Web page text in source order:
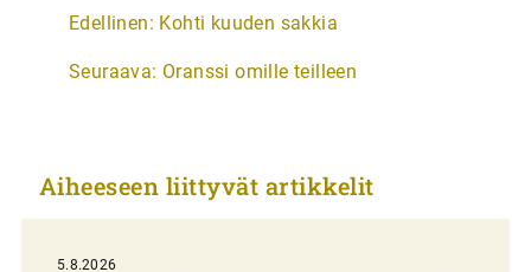
t
k
e
l
Edellinen: Kohti kuuden sakkia
Seuraava: Oranssi omille teilleen
Aiheeseen liittyvät artikkelit
5.8.2026